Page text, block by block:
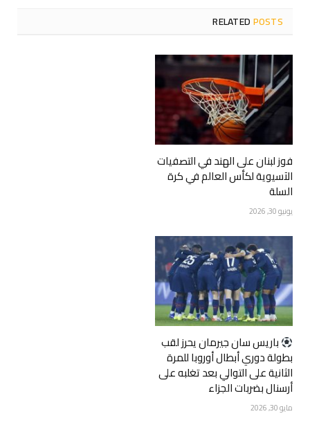
RELATEDPOSTS
فوز لبنان على الهند في التصفيات
الآسيوية لكأس العالم في كرة
السلة
يونيو 30, 2026
‏باريس سان جيرمان يحرز لقب
بطولة دوري أبطال أوروبا للمرة
الثانية على التوالي بعد تغلبه على
أرسنال بضربات الجزاء
مايو 30, 2026